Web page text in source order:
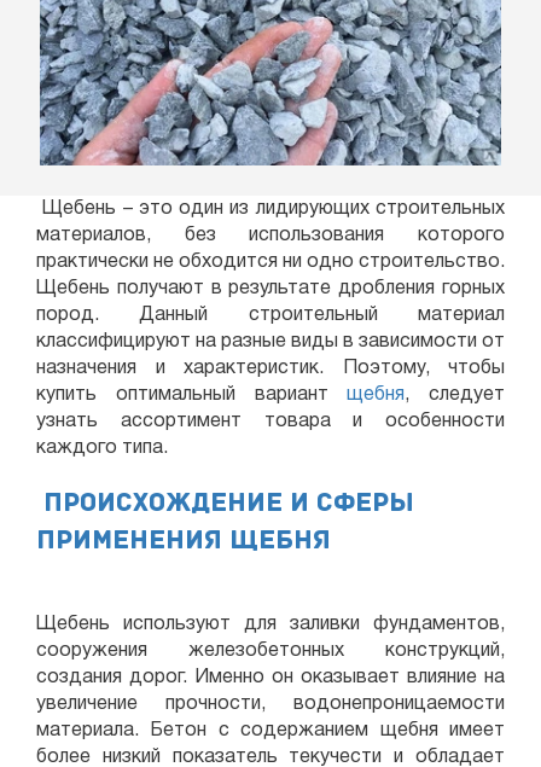
Щебень – это один из лидирующих строительных
материалов, без использования которого
практически не обходится ни одно строительство.
Щебень получают в результате дробления горных
пород. Данный строительный материал
классифицируют на разные виды в зависимости от
назначения и характеристик. Поэтому, чтобы
купить оптимальный вариант
щебня , следует
узнать ассортимент товара и особенности
каждого типа.
Происхождение и сферы
применения щебня
Щебень используют для заливки фундаментов,
сооружения железобетонных конструкций,
создания дорог. Именно он оказывает влияние на
увеличение прочности, водонепроницаемости
материала. Бетон с содержанием щебня имеет
более низкий показатель текучести и обладает